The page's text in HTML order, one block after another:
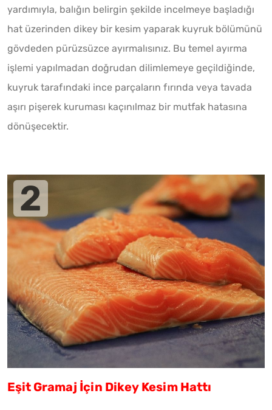
yardımıyla, balığın belirgin şekilde incelmeye başladığı
hat üzerinden dikey bir kesim yaparak kuyruk bölümünü
gövdeden pürüzsüzce ayırmalısınız. Bu temel ayırma
işlemi yapılmadan doğrudan dilimlemeye geçildiğinde,
kuyruk tarafındaki ince parçaların fırında veya tavada
aşırı pişerek kuruması kaçınılmaz bir mutfak hatasına
dönüşecektir.
Eşit Gramaj İçin Dikey Kesim Hattı